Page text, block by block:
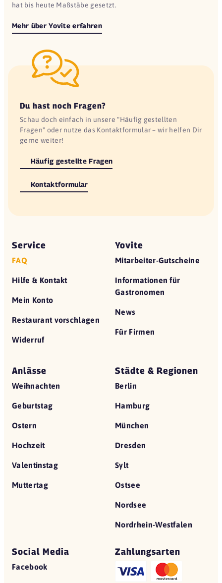
hat bis heute Maßstäbe gesetzt.
Mehr über Yovite erfahren
Du hast noch Fragen?
Schau doch einfach in unsere "Häufig gestellten
Fragen" oder nutze das Kontaktformular – wir helfen Dir
gerne weiter!
Häufig gestellte Fragen
Kontaktformular
Service
FAQ
Hilfe & Kontakt
Mein Konto
Restaurant vorschlagen
Widerruf
Yovite
Mitarbeiter-Gutscheine
Informationen für
Gastronomen
News
Für Firmen
Anlässe
Weihnachten
Geburtstag
Ostern
Hochzeit
Valentinstag
Muttertag
Städte & Regionen
Berlin
Hamburg
München
Dresden
Sylt
Ostsee
Nordsee
Nordrhein-Westfalen
Social Media
Facebook
Zahlungsarten